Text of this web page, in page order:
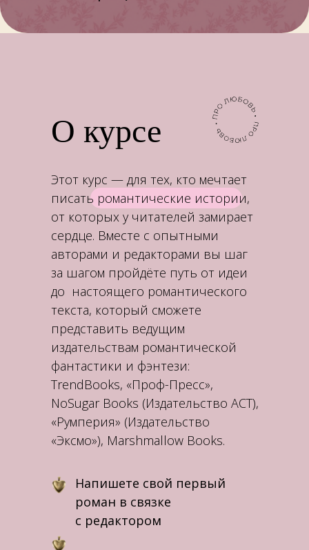
Этот курс — для тех, кто мечтает
писать романтические истории,
от которых у читателей замирает
сердце. Вместе с опытными
авторами и редакторами вы шаг
за шагом пройдёте путь от идеи
до настоящего романтического
текста, который сможете
представить ведущим
издательствам романтической
фантастики и фэнтези:
TrendBooks, «Проф-Пресс»,
NoSugar Books (Издательство АСТ),
«Румперия» (Издательство
«Эксмо»), Marshmallow Books.
О курсе
Напишете свой первый
роман в связке
с редактором